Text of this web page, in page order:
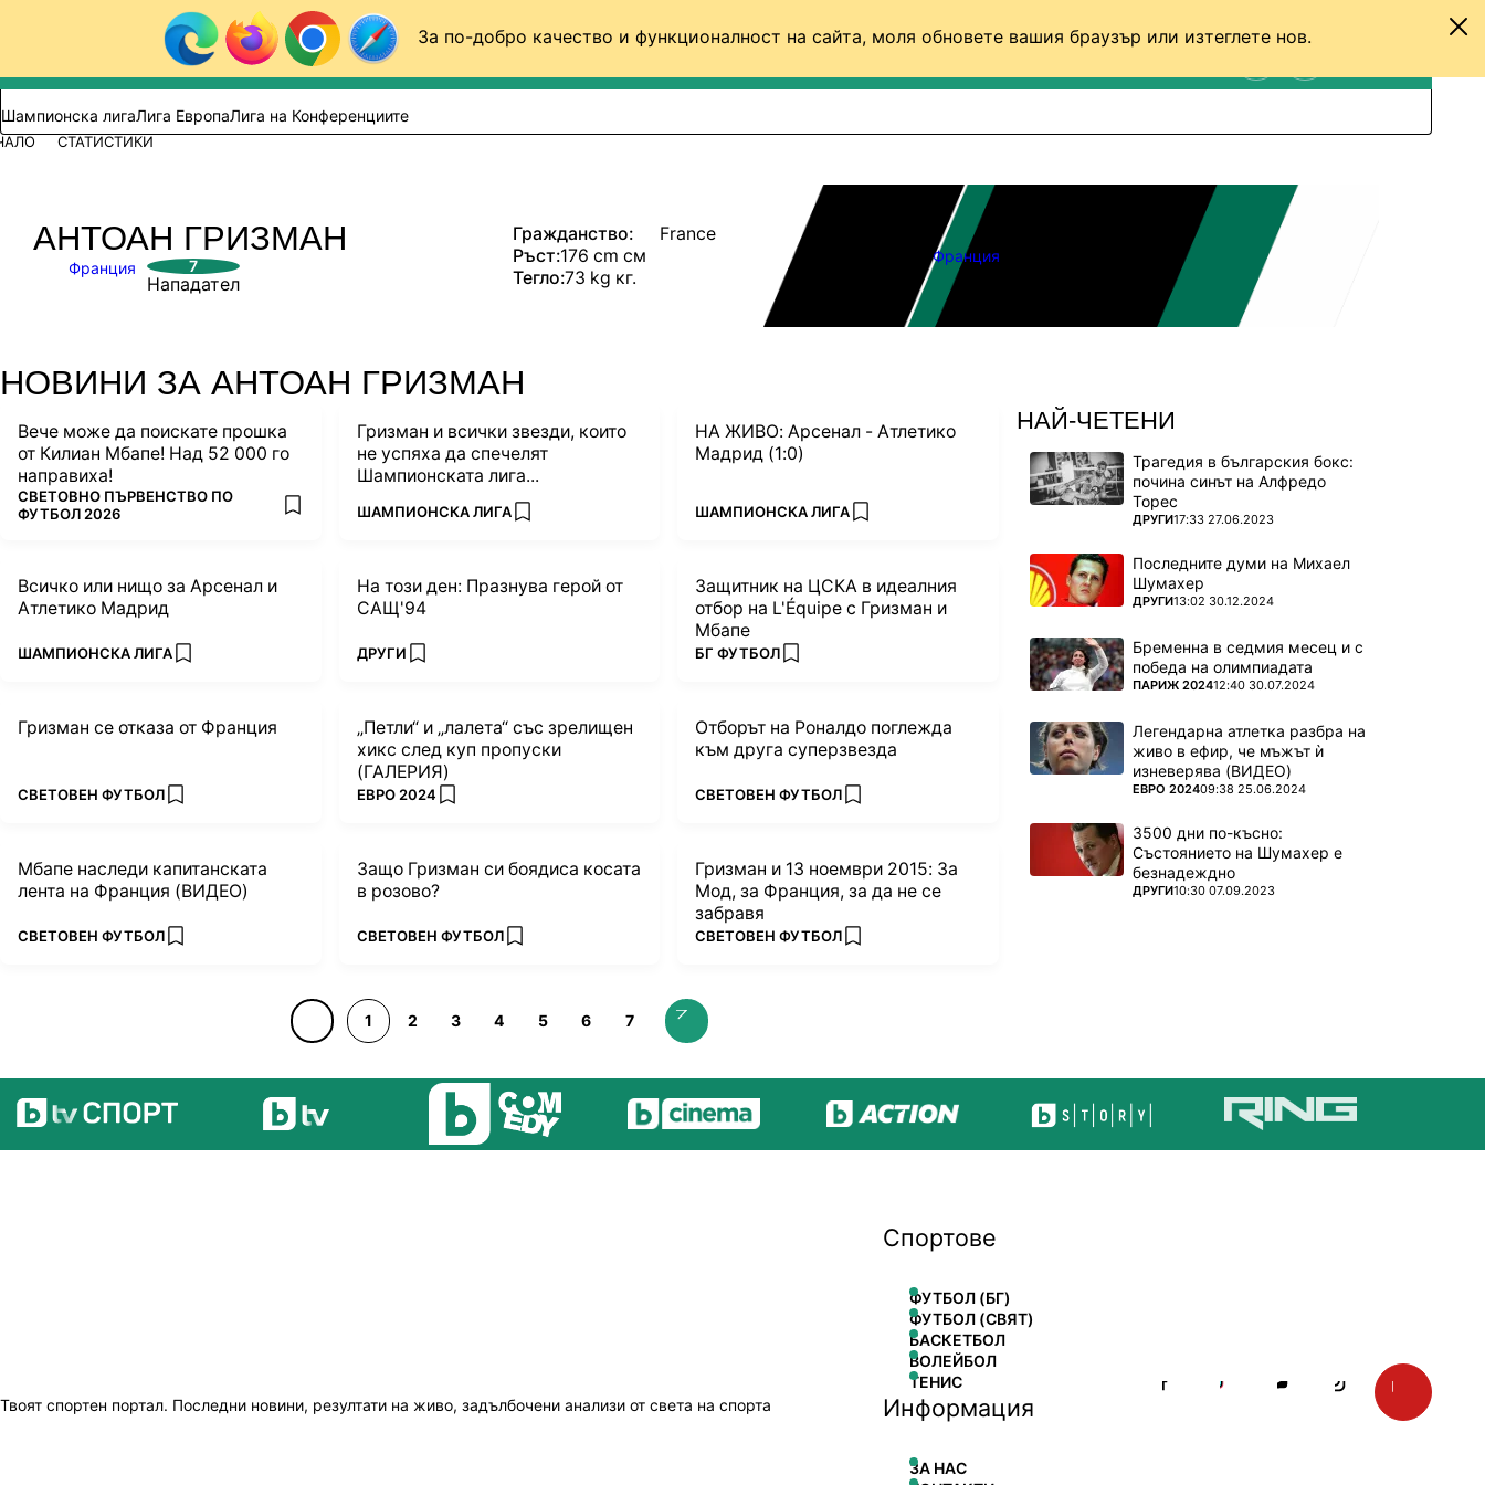
За по-добро качество и функционалност на сайта, моля обновете вашия браузър или изтеглете нов.
Към съдържанието
Търси в сайта
ВИДЕО ФУТБОЛ (БГ)
Шампионска лигаЛига ЕвропаЛига на Конференциите
СТАТИСТИКИ
АНТОАН ГРИЗМАН
Франция 7
Нападател
Гражданство:
France
Ръст:176 cm см
Тегло:73 kg кг.
Франция
НОВИНИ ЗА АНТОАН ГРИЗМАН
Вече може да поискате прошка
от Килиан Мбапе! Над 52 000 го
направиха!
ПОВЕЧЕ ОТ
СВЕТОВНО ПЪРВЕНСТВО ПО
ФУТБОЛ 2026
add favorites
Гризман и всички звезди, които
не успяха да спечелят
Шампионската лига...
ПОВЕЧЕ ОТ
ШАМПИОНСКА ЛИГА add favorites
НА ЖИВО: Арсенал - Атлетико
Мадрид (1:0)
ПОВЕЧЕ ОТ
ШАМПИОНСКА ЛИГА add favorites
Всичко или нищо за Арсенал и
Атлетико Мадрид
ПОВЕЧЕ ОТ
ШАМПИОНСКА ЛИГА add favorites
На този ден: Празнува герой от
САЩ'94
ПОВЕЧЕ ОТ
ДРУГИ add favorites
Защитник на ЦСКА в идеалния
отбор на L'Équipe с Гризман и
Мбапе
ПОВЕЧЕ ОТ
БГ ФУТБОЛ add favorites
Гризман се отказа от Франция
ПОВЕЧЕ ОТ
СВЕТОВЕН ФУТБОЛ add favorites
„Петли“ и „лалета“ със зрелищен
хикс след куп пропуски
(ГАЛЕРИЯ)
ПОВЕЧЕ ОТ
ЕВРО 2024 add favorites
Отборът на Роналдо поглежда
към друга суперзвезда
ПОВЕЧЕ ОТ
СВЕТОВЕН ФУТБОЛ add favorites
Мбапе наследи капитанската
лента на Франция (ВИДЕО)
ПОВЕЧЕ ОТ
СВЕТОВЕН ФУТБОЛ add favorites
Защо Гризман си боядиса косата
в розово?
ПОВЕЧЕ ОТ
СВЕТОВЕН ФУТБОЛ add favorites
Гризман и 13 ноември 2015: За
Мод, за Франция, за да не се
забравя
ПОВЕЧЕ ОТ
СВЕТОВЕН ФУТБОЛ add favorites
1 2 3 4 5 6 7
НАЙ-ЧЕТЕНИ
Трагедия в българския бокс:
почина синът на Алфредо
Торес
ПОВЕЧЕ ОТ
ДРУГИ17:33 27.06.2023
Последните думи на Михаел
Шумахер
ПОВЕЧЕ ОТ
ДРУГИ13:02 30.12.2024
Бременна в седмия месец и с
победа на олимпиадата
ПОВЕЧЕ ОТ
ПАРИЖ 202412:40 30.07.2024
Легендарна атлетка разбра на
живо в ефир, че мъжът ѝ
изневерява (ВИДЕО)
ПОВЕЧЕ ОТ
ЕВРО 202409:38 25.06.2024
3500 дни по-късно:
Състоянието на Шумахер е
безнадеждно
ПОВЕЧЕ ОТ
ДРУГИ10:30 07.09.2023
Твоят спортен портал. Последни новини, резултати на живо, задълбочени анализи от света на спорта
Спортове
ФУТБОЛ (БГ)
ФУТБОЛ (СВЯТ)
БАСКЕТБОЛ
ВОЛЕЙБОЛ
ТЕНИС
Информация
ЗА НАС